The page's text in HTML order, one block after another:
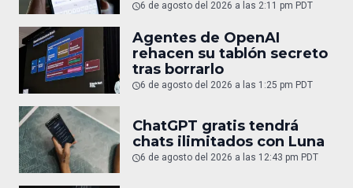
6 de agosto del 2026 a las 2:11 pm PDT
Agentes de OpenAI
rehacen su tablón secreto
tras borrarlo
6 de agosto del 2026 a las 1:25 pm PDT
ChatGPT gratis tendrá
chats ilimitados con Luna
6 de agosto del 2026 a las 12:43 pm PDT